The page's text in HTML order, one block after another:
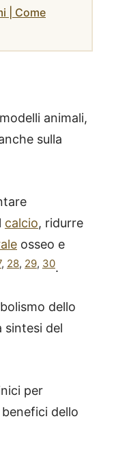
| Come
animali,
sulla
calcio, ridurre
osseo e
, 28, 29, 30.
dello
sintesi del
per
dello